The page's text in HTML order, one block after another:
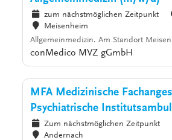
zum nächstmöglichen Zeitpunkt
Meisenheim
Allgemeinmedizin. Am Standort
conMedico MVZ gGmbH
MFA Medizinische
Psychiatrische
Zum nächstmöglichen Zeitpunkt
Andernach